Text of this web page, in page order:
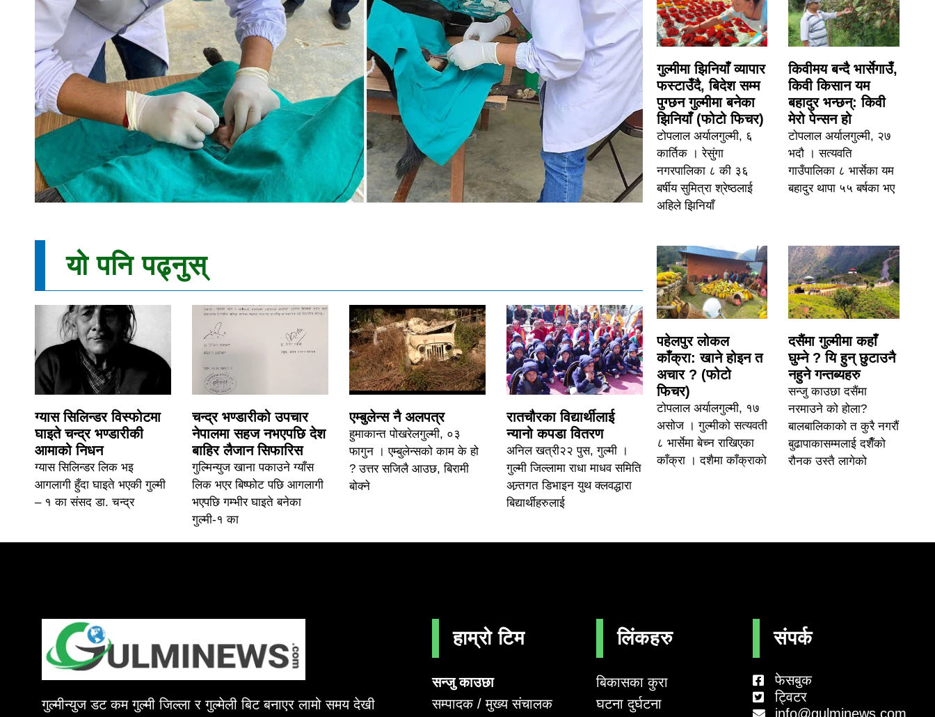
यो पनि पढ्नुस्
ग्यास सिलिन्डर विस्फोटमा
घाइते चन्द्र भण्डारीकी
आमाको निधन
ग्यास सिलिन्डर लिक भइ
आगलागी हुँदा घाइते भएकी गुल्मी
– १ का संसद डा. चन्द्र
चन्द्र भण्डारीको उपचार
नेपालमा सहज नभएपछि देश
बाहिर लैजान सिफारिस
गुल्मिन्युज खाना पकाउने ग्याँस
लिक भएर बिष्फोट पछि आगलागी
भएपछि गम्भीर घाइते बनेका
गुल्मी-१ का
एम्बुलेन्स नै अलपत्र
हुमाकान्त पोखरेलगुल्मी, ०३
फागुन । एम्बुलेन्सको काम के हो
? उत्तर सजिलै आउछ, बिरामी
बोक्ने
रातचौरका विद्यार्थीलाई
न्यानो कपडा वितरण
अनिल खत्री२२ पुस, गुल्मी ।
गुल्मी जिल्लामा राधा माधव समिति
अन्र्तगत डिभाइन युथ क्लवद्धारा
बिद्यार्थीहरुलाई
गुल्मीमा झिनियाँ व्यापार
फस्टाउँदै, बिदेश सम्म
पुग्छन गुल्मीमा बनेका
झिनियाँ (फोटो फिचर)
टोपलाल अर्यालगुल्मी, ६
कार्तिक । रेसुंगा
नगरपालिका ८ की ३६
बर्षीय सुमित्रा श्रेष्ठलाई
अहिले झिनियाँ
किवीमय बन्दै भार्सेगाउँ,
किवी किसान यम
बहादुर भन्छन्: किवी
मेरो पेन्सन हो
टोपलाल अर्यालगुल्मी, २७
भदौ । सत्यवति
गाउँपालिका ८ भार्सेका यम
बहादुर थापा ५५ बर्षका भए
पहेलपुर लोकल
काँक्रा: खाने होइन त
अचार ? (फोटो
फिचर)
टोपलाल अर्यालगुल्मी, १७
असोज । गुल्मीको सत्यवती
८ भार्सेमा बेच्न राखिएका
काँक्रा । दशैमा काँक्राको
दसैंमा गुल्मीमा कहाँ
घुम्ने ? यि हुन् छुटाउनै
नहुने गन्तब्यहरु
सन्जु काउछा दसैंमा
नरमाउने को होला?
बालबालिकाको त कुरै नगरौं
बुढापाकासम्मलाई दशैँको
रौनक उस्तै लागेको
गुल्मीन्युज डट कम गुल्मी जिल्ला र गुल्मेली बिट बनाएर लामो समय देखी
हाम्रो टिम
सन्जु काउछा
सम्पादक / मुख्य संचालक
लिंकहरु
बिकासका कुरा
घटना दुर्घटना
संपर्क
फेसबुक
ट्विटर
info@gulminews.com